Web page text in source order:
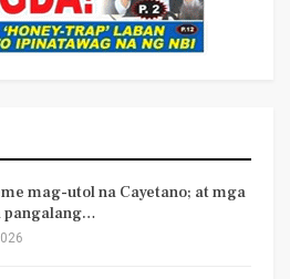
mag-utol na Cayetano; at mga
pangalang…